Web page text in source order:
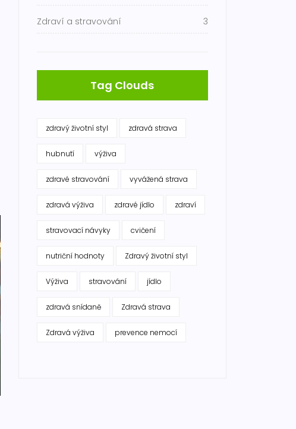
Zdraví a stravování 3
Tag Clouds
zdravý životní styl zdravá strava
hubnutí výživa
zdravé stravování vyvážená strava
zdravá výživa zdravé jídlo zdraví
stravovací návyky cvičení
nutriční hodnoty Zdravý životní styl
Výživa stravování jídlo
zdravá snídaně Zdravá strava
Zdravá výživa prevence nemocí